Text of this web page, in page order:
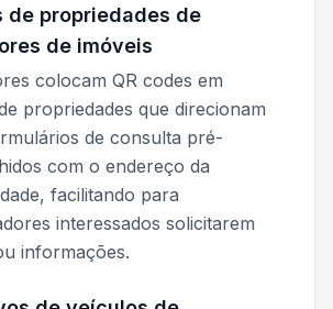
de propriedades de
de imóveis
colocam QR codes em
propriedades que direcionam
de consulta pré-
com o endereço da
facilitando para
interessados solicitarem
informações.